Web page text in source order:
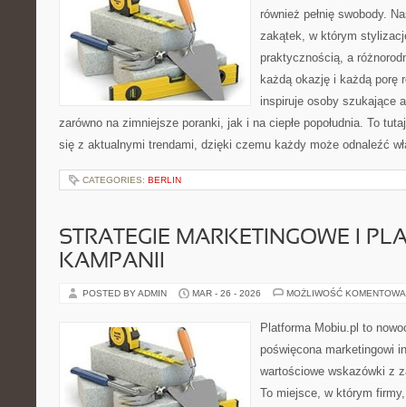
również pełnię swobody.
zakątek, w którym
praktycznością, a
każdą okazję i każdą porę
inspiruje osoby szukające
zarówno na zimniejsze poranki, jak i na ciepłe popołudnia. To
się z aktualnymi trendami, dzięki czemu każdy może odnaleźć
CATEGORIES: BERLIN
STRATEGIE MARKETINGOWE I
KAMPANII
POSTED BY ADMIN MAR - 26 - 2026 MOŻLIWOŚĆ
Platforma Mobiu.pl to
poświęcona marketingowi
wartościowe wskazówki z
To miejsce, w którym